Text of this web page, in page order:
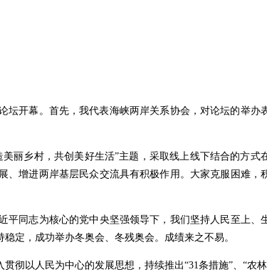
开幕。首先，我代表海峡两岸关系协会，对论坛的举办
乡村，共创美好生活”主题，采取线上线下结合的方式
增进两岸基层民众交流具有积极作用。大家克服困难，
同志为核心的党中央坚强领导下，我们坚持人民至上、
定，成功举办冬奥会、冬残奥会。成绩来之不易。
以人民为中心的发展思想，持续推出“31条措施”、“农林